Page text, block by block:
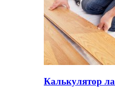
Калькулятор